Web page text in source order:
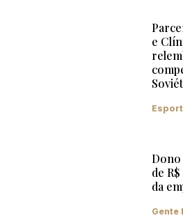
e
Dono
de
da
Gente